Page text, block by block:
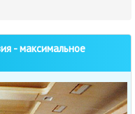
- максимальное